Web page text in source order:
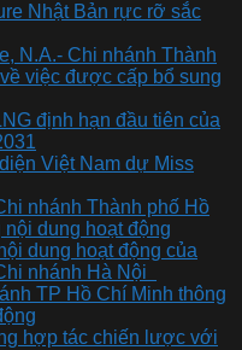
Nhật Bản rực rỡ sắc
N.A.- Chi nhánh Thành
việc được cấp bổ sung
định hạn đầu tiên của
Việt Nam dự Miss
nhánh Thành phố Hồ
dung hoạt động
dung hoạt động của
nhánh Hà Nội
TP Hồ Chí Minh thông
hợp tác chiến lược với